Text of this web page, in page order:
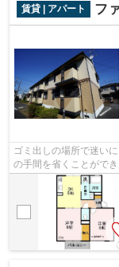
賃貸 | アパート フ
ゴミ出しの場所で迷い
の手間を省くことがで
聞こえないのが最上階